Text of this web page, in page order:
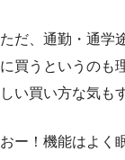
ただ、通勤・通学
に買うというのも
しい買い方な気も
おー！機能はよく